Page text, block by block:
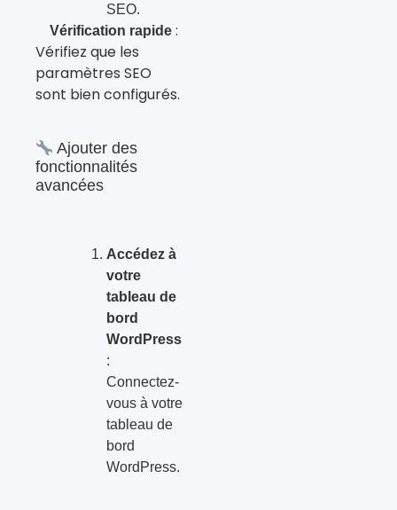
SEO.
Vérification rapide :
Vérifiez que les
paramètres SEO
sont bien configurés.
Ajouter des
fonctionnalités
avancées
Accédez à
votre
tableau de
bord
WordPress
:
Connectez-
vous à votre
tableau de
bord
WordPress.